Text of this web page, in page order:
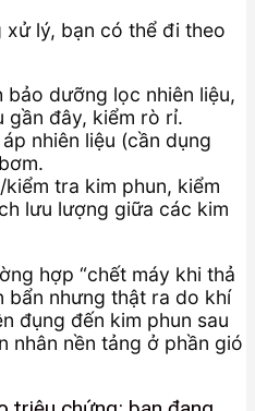
lý, bạn có thể đi theo
bảo dưỡng lọc nhiên liệu,
gần đây, kiểm rò rỉ.
nhiên liệu (cần dụng
kiểm tra kim phun, kiểm
lưu lượng giữa các kim
hợp “chết máy khi thả
bẩn nhưng thật ra do khí
đụng đến kim phun sau
nhân nền tảng ở phần gió